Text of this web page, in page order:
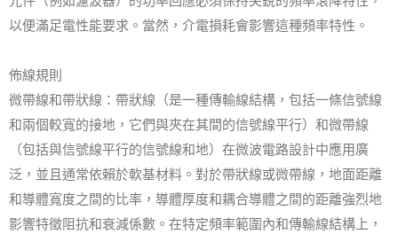
以便滿足電性能要求。當然，介電損耗會影響這種頻率特性。
佈線規則
微帶線和帶狀線：帶狀線（是一種傳輸線結構，包括一條信號線
和兩個較寬的接地，它們與夾在其間的信號線平行）和微帶線
（包括與信號線平行的信號線和地）在微波電路設計中應用廣
泛，並且通常依賴於軟基材料。對於帶狀線或微帶線，地面距離
和導體寬度之間的比率，導體厚度和耦合導體之間的距離強烈地
影響特徵阻抗和衰減係數。在特定頻率範圍內和傳輸線結構上，